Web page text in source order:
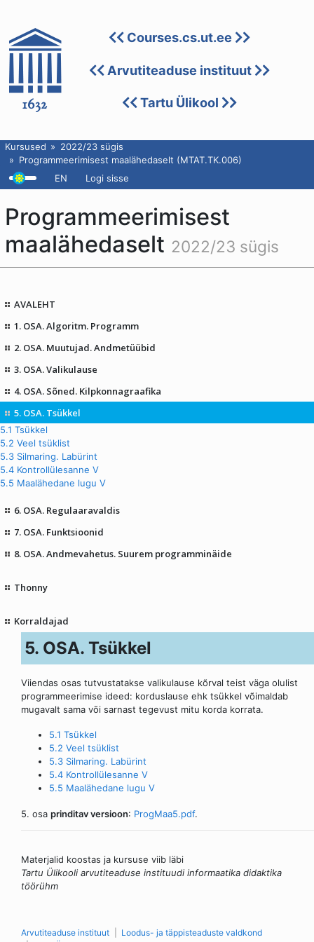
Courses.cs.ut.ee
Arvutiteaduse instituut
Tartu Ülikool
Kursused
2022/23 sügis
Programmeerimisest maalähedaselt (MTAT.TK.006)
EN
Logi sisse
Programmeerimisest
maalähedaselt 2022/23 sügis
AVALEHT
1. OSA. Algoritm. Programm
2. OSA. Muutujad. Andmetüübid
3. OSA. Valikulause
4. OSA. Sõned. Kilpkonnagraafika
5. OSA. Tsükkel
5.1 Tsükkel
5.2 Veel tsüklist
5.3 Silmaring. Labürint
5.4 Kontrollülesanne V
5.5 Maalähedane lugu V
6. OSA. Regulaaravaldis
7. OSA. Funktsioonid
8. OSA. Andmevahetus. Suurem programminäide
Thonny
Korraldajad
5. OSA. Tsükkel
Viiendas osas tutvustatakse valikulause kõrval teist väga olulist
programmeerimise ideed: korduslause ehk tsükkel võimaldab
mugavalt sama või sarnast tegevust mitu korda korrata.
5.1 Tsükkel
5.2 Veel tsüklist
5.3 Silmaring. Labürint
5.4 Kontrollülesanne V
5.5 Maalähedane lugu V
5. osa prinditav versioon: ProgMaa5.pdf.
Materjalid koostas ja kursuse viib läbi
Tartu Ülikooli arvutiteaduse instituudi informaatika didaktika
töörühm
Arvutiteaduse instituut
Loodus- ja täppisteaduste valdkond